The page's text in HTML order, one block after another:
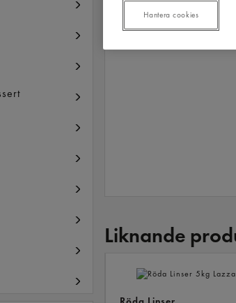
Liknande
Hantera cookies